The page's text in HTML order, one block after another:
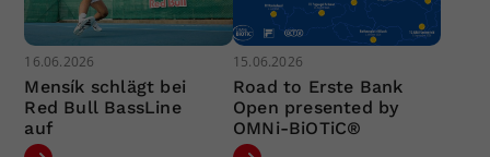
16.06.2026
Mensík schlägt bei
Red Bull BassLine
auf
15.06.2026
Road to Erste Bank
Open presented by
OMNi-BiOTiC®